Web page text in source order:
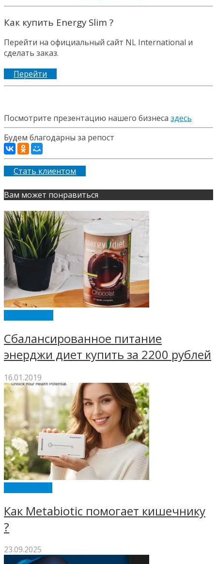
Как купить Energy Slim ?
Перейти на официальный сайт NL International и
сделать заказ.
Перейти
Посмотрите презентацию нашего бизнеса здесь
Будем благодарны за репост
Стать клиентом
Вам может понравиться
Сбалансированное питание
энерджи диет купить за 2200 рублей
16.01.2019
Как Metabiotic помогает кишечнику
?
23.09.2025